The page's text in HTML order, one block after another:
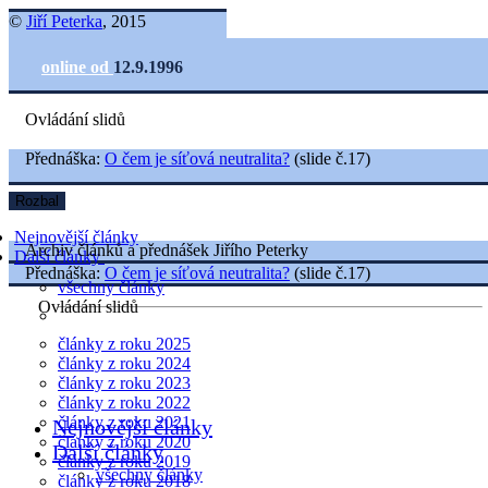
© Jiří Peterka, 2015
online od 12.9.1996
Ovládání slidů
Nejnovější články
Další články
všechny články
články z roku 2025
články z roku 2024
články z roku 2023
články z roku 2022
články z roku 2021
články z roku 2020
články z roku 2019
články z roku 2018
Přednáška: O čem je síťová neutralita? (slide č.17)
Rozbal
Archiv článků a přednášek Jiřího Peterky
Přednáška: O čem je síťová neutralita? (slide č.17)
Ovládání slidů
Nejnovější články
Další články
všechny články